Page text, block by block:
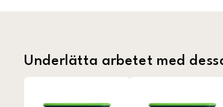
Underlätta arbetet med